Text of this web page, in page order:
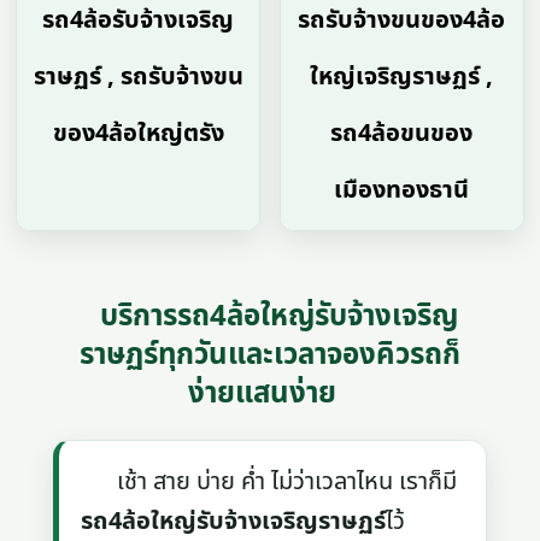
รถ4ล้อรับจ้างเจริญ
ราษฏร์ , รถรับจ้างขน
ของ4ล้อใหญ่ตรัง
รถรับจ้างขนของ4ล้อ
ใหญ่เจริญราษฏร์ ,
รถ4ล้อขนของ
เมืองทองธานี
บริการรถ4ล้อใหญ่รับจ้างเจริญ
ราษฏร์ทุกวันและเวลาจองคิวรถก็
ง่ายแสนง่าย
เช้า สาย บ่าย ค่ำ ไม่ว่าเวลาไหน เราก็มี
รถ4ล้อใหญ่รับจ้างเจริญราษฏร์ไว้